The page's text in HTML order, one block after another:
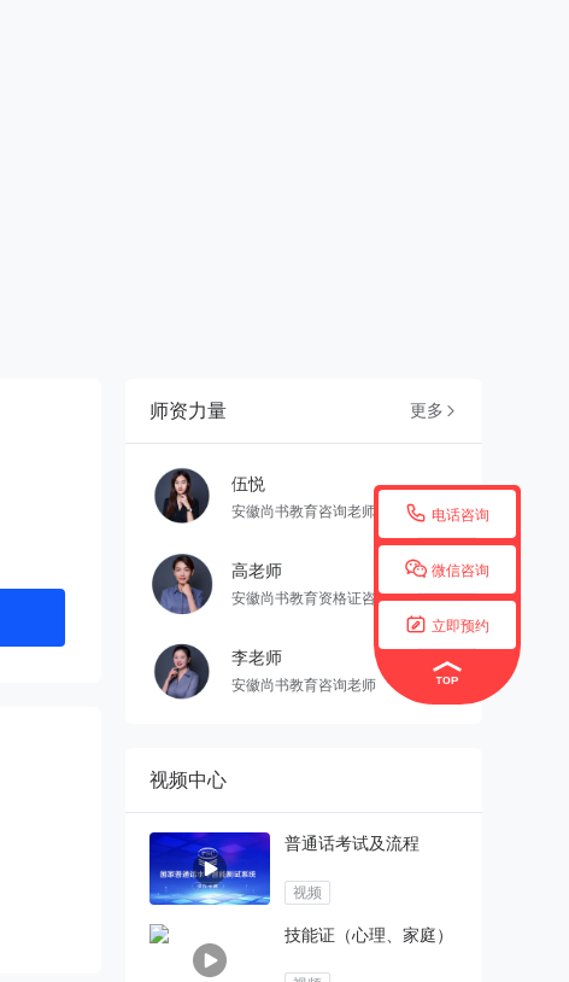
 电话咨询
 微信咨询
 立即预约
师资力量 更多 
伍悦
安徽尚书教育咨询老师
高老师
安徽尚书教育资格证咨询老师
李老师
安徽尚书教育咨询老师
视频中心
普通话考试及流程
视频
技能证（心理、家庭）